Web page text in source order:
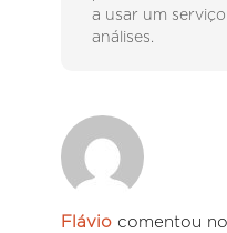
a usar um
análises.
Flávio comentou